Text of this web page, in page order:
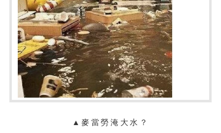
▲麥當勞淹大水？